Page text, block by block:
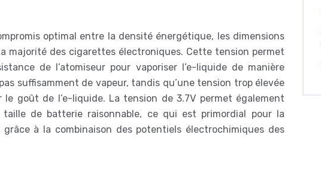
optimal entre la densité énergétique, les dimensions
majorité des cigarettes électroniques. Cette tension permet
de l’atomiseur pour vaporiser l’e-liquide de manière
suffisamment de vapeur, tandis qu’une tension trop élevée
goût de l’e-liquide. La tension de 3.7V permet également
de batterie raisonnable, ce qui est primordial pour la
à la combinaison des potentiels électrochimiques des